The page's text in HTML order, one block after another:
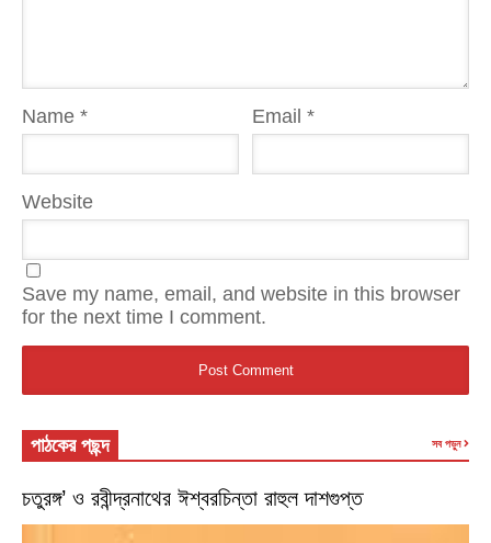
Name * Email*
Website
Save my name, email, and website in this browser
for the next time I comment.
পাঠকের পছন্দ সব পড়ুন
চতুরঙ্গ’ ও রবীন্দ্রনাথের ঈশ্বরচিন্তা রাহুল দাশগুপ্ত